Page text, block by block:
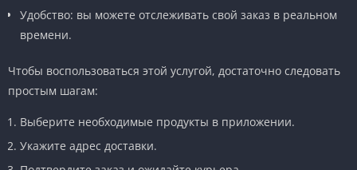
Удобство: вы можете отслеживать свой заказ в реальном
времени.
Чтобы воспользоваться этой услугой, достаточно следовать
простым шагам:
Выберите необходимые продукты в приложении.
Укажите адрес доставки.